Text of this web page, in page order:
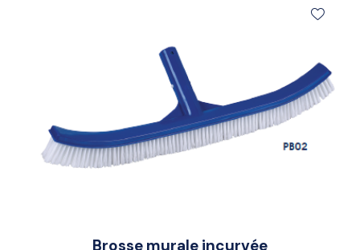
Brosse murale incurvée